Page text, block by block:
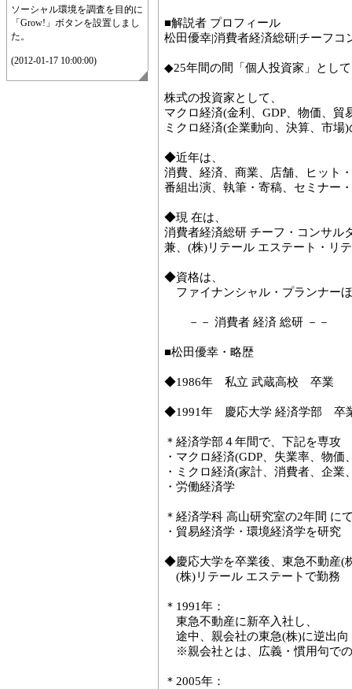
ソーシャル環境を調査を目的に
「Grow!」ボタンを設置しまし
た。
(2012-01-17 10:00:00)
■解説者 プロフィール
松田優幸|消費者経済総研|チーフコ
◆25年間の間「個人投資家」とし
株式の投資家として、
マクロ経済(金利、GDP、物価、貿
ミクロ経済(企業動向、決算、市場
◆近年は、
消費、経済、商業、店舗、ヒット
番組出演、執筆・寄稿、セミナー
◆現 在は、
消費者経済総研 チーフ・コンサル
兼、(株)リテール エステート・リ
◆資格は、
ファイナンシャル・プランナー
－－ 消費者 経済 総研 －－
■松田優幸・略歴
◆1986年 私立 武蔵高校 卒業
◆1991年 慶応大学 経済学部 卒
＊経済学部４年間で、下記を専攻
・マクロ経済(GDP、失業率、物価
・ミクロ経済(家計、消費者、企業
・労働経済学
＊経済学科 高山研究室の2年間 に
・貿易経済学・環境経済学を研究
◆慶応大学を卒業後、東急不動産(
(株)リテール エステートで勤務
＊1991年：
東急不動産に新卒入社し、
途中、親会社の東急(株)に逆出
※親会社とは、広義・慣用句で
＊2005年：